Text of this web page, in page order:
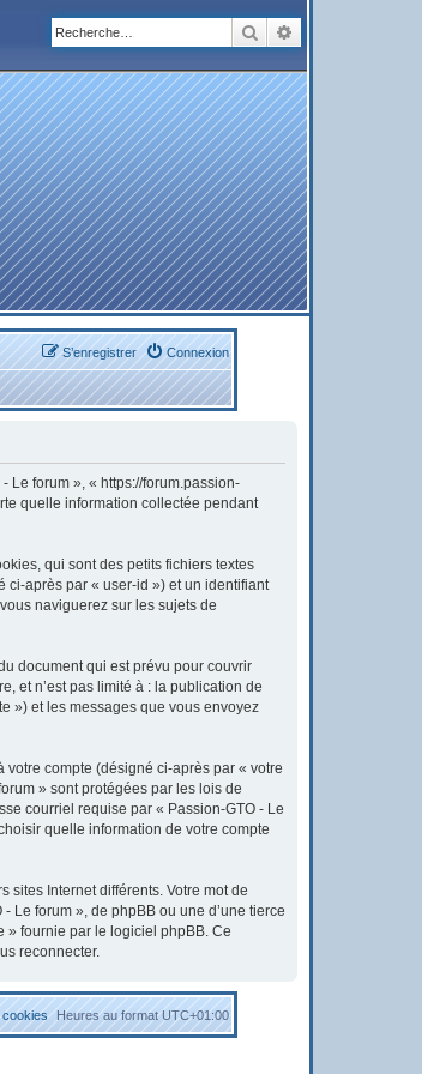
Rechercher
Connexion
S’enregistrer
Le forum », « https://forum.passion-
quelle information collectée pendant
qui sont des petits fichiers textes
ci-après par « user-id ») et un identifiant
naviguerez sur les sujets de
document qui est prévu pour couvrir
et n’est pas limité à : la publication de
») et les messages que vous envoyez
compte (désigné ci-après par « votre
» sont protégées par les lois de
courriel requise par « Passion-GTO - Le
quelle information de votre compte
sites Internet différents. Votre mot de
Le forum », de phpBB ou une d’une tierce
» fournie par le logiciel phpBB. Ce
reconnecter.
Heures au formatUTC+01:00
cookies